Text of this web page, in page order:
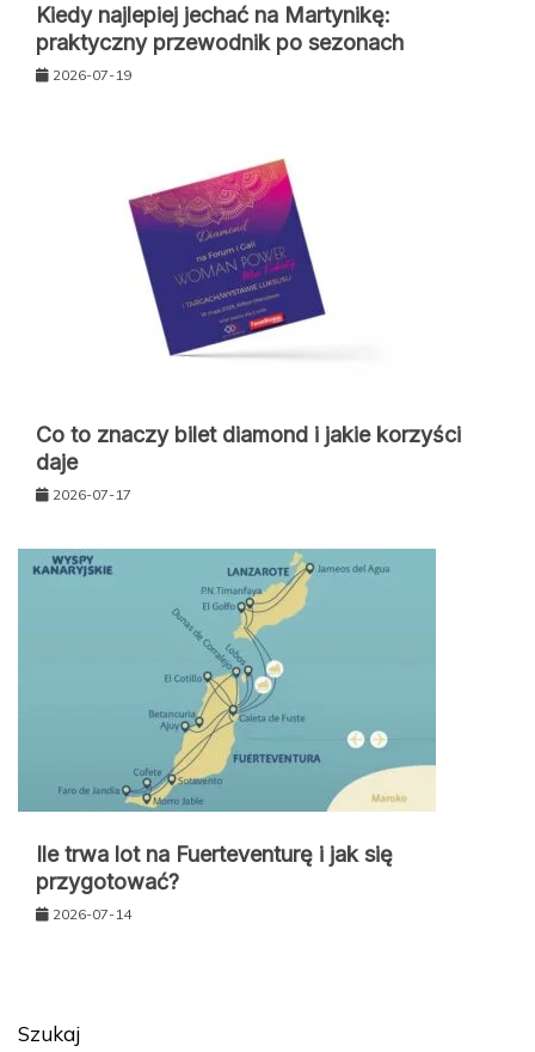
Kiedy najlepiej jechać na Martynikę:
praktyczny przewodnik po sezonach
2026-07-19
Co to znaczy bilet diamond i jakie korzyści
daje
2026-07-17
Ile trwa lot na Fuerteventurę i jak się
przygotować?
2026-07-14
Szukaj